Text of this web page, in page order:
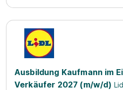
Ausbildung Kaufmann im
Verkäufer 2027 (m/w/d)